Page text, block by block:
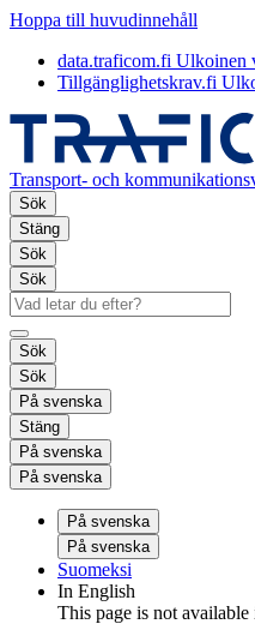
Hoppa till huvudinnehåll
data.traficom.fi Ulkoinen
Tillgänglighetskrav.fi
Transport- och
Sök
Stäng
Sök
Sök
Sök
Sök
På svenska
Stäng
På svenska
På svenska
På svenska
På svenska
Suomeksi
In English
This page is not